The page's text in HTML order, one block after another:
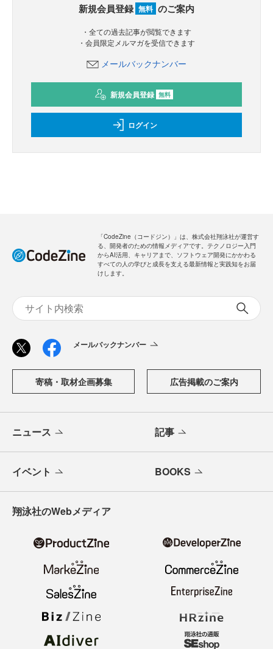
新規会員登録 無料 のご案内
・全ての過去記事が閲覧できます
・会員限定メルマガを受信できます
メールバックナンバー
新規会員登録 無料
ログイン
「CodeZine（コードジン）」は、株式会社翔泳社が運営す
る、開発者のための情報メディアです。テクノロジー入門
からAI活用、キャリアまで、ソフトウェア開発にかかわる
すべての人の学びと成長を支える最新情報と実践知をお届
けします。
メールバックナンバー
寄稿・取材企画募集 広告掲載のご案内
ニュース 記事
イベント BOOKS
翔泳社のWebメディア